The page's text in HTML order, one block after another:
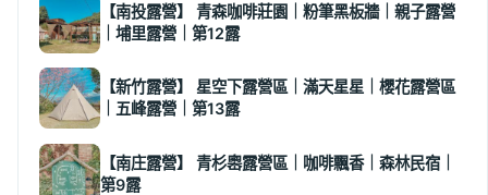
【南投露營】 青森咖啡莊園｜粉筆黑板牆｜親子露營
｜埔里露營｜第12露
【新竹露營】 星空下露營區｜滿天星星｜櫻花露營區
｜五峰露營｜第13露
【南庄露營】 青杉嶴露營區｜咖啡飄香｜森林民宿｜
第9露